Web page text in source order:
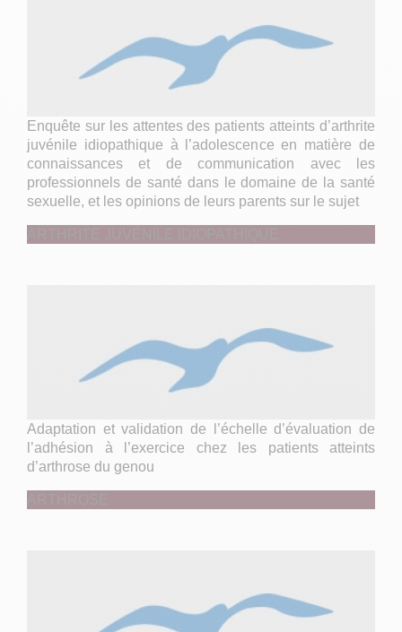
Enquête sur les attentes des patients atteints d’arthrite
juvénile idiopathique à l’adolescence en matière de
connaissances et de communication avec les
professionnels de santé dans le domaine de la santé
sexuelle, et les opinions de leurs parents sur le sujet
Adaptation et validation de l’échelle d’évaluation de
l’adhésion à l’exercice chez les patients atteints
d’arthrose du genou